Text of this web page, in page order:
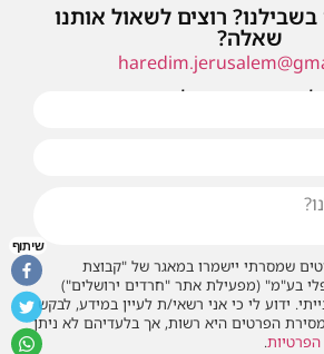
רוצים לשאול אותנו
שאלה?
פנייה ונחזור אליכם בהקדם
שמסרתי יישמרו במאגר של "קבוצת
בע"מ" (מפעילת אתר "חרדים ירושלים")
ידוע לי כי אני רשאי/ת לעיין במידע, לבקש
הפרטים היא רשות, אך בלעדיהם לא ניתן
הפרטיות.
שיתוף